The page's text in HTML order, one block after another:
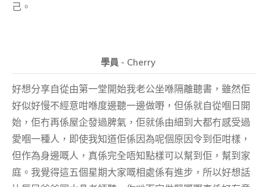
己。
學員 - Cherry
好想分享自從由第一堂開始我老公坐喺隔離聽書，雖然佢
好似好慢不經意咁喺度邊聽一邊做嘢，但係就自從嗰日開
始，佢冇再係屋企發過脾氣，佢就係由細到大都冇感受過
愛嗰一種人，即使我知道佢係因為呢個原因令到佢咁樣，
但作為身邊嘅人，真係完全唔知點樣可以幫到佢，幫到家
庭。我覺得這五個星期大家嘅相處係有進步，所以好想話